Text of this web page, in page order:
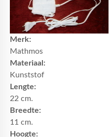
Merk:
Mathmos
Materiaal:
Kunststof
Lengte:
22 cm.
Breedte:
11 cm.
Hoogte: